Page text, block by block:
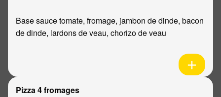
Base sauce tomate, fromage, jambon de dinde, bacon
de dinde, lardons de veau, chorizo de veau
Pizza 4 fromages